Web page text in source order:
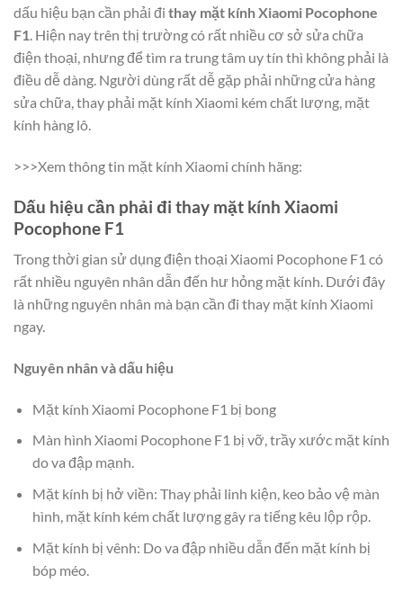
dấu hiệu bạn cần phải đi thay mặt kính Xiaomi Pocophone
F1. Hiện nay trên thị trường có rất nhiều cơ sở sửa chữa
điện thoại, nhưng để tìm ra trung tâm uy tín thì không phải là
điều dễ dàng. Người dùng rất dễ gặp phải những cửa hàng
sửa chữa, thay phải mặt kính Xiaomi kém chất lượng, mặt
kính hàng lô.
>>>Xem thông tin mặt kính Xiaomi chính hãng:
Dấu hiệu cần phải đi thay mặt kính Xiaomi
Pocophone F1
Trong thời gian sử dụng điện thoại Xiaomi Pocophone F1 có
rất nhiều nguyên nhân dẫn đến hư hỏng mặt kính. Dưới đây
là những nguyên nhân mà bạn cần đi thay mặt kính Xiaomi
ngay.
Nguyên nhân và dấu hiệu
Mặt kính Xiaomi Pocophone F1 bị bong
Màn hình Xiaomi Pocophone F1 bị vỡ, trầy xước mặt kính
do va đập mạnh.
Mặt kính bị hở viền: Thay phải linh kiện, keo bảo vệ màn
hình, mặt kính kém chất lượng gây ra tiếng kêu lộp rộp.
Mặt kính bị vênh: Do va đập nhiều dẫn đến mặt kính bị
bóp méo.